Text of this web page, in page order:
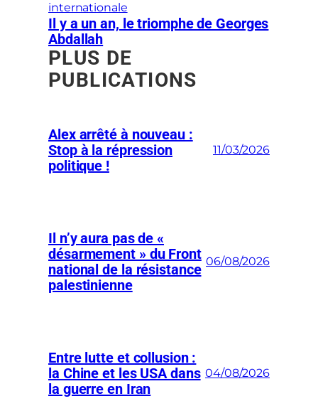
internationale
Il y a un an, le triomphe de Georges
Abdallah
PLUS DE
PUBLICATIONS
Alex arrêté à nouveau :
Stop à la répression
politique !
11/03/2026
Il n’y aura pas de «
désarmement » du Front
national de la résistance
palestinienne
06/08/2026
Entre lutte et collusion :
la Chine et les USA dans
la guerre en Iran
04/08/2026